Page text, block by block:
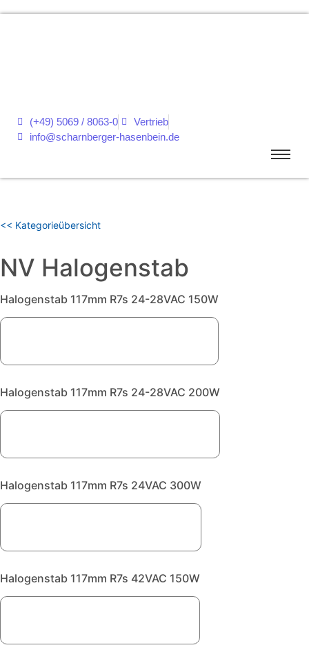
(+49) 5069 / 8063-0
Vertrieb
info@scharnberger-hasenbein.de
<< Kategorieübersicht
NV Halogenstab
Halogenstab 117mm R7s 24-28VAC 150W
Halogenstab 117mm R7s 24-28VAC 200W
Halogenstab 117mm R7s 24VAC 300W
Halogenstab 117mm R7s 42VAC 150W